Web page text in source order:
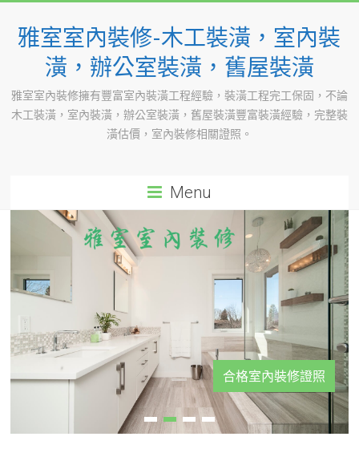
content
雅室室內裝修-木工裝潢，室內裝
潢，辦公室裝潢，舊屋裝潢
雅室室內裝修擁有豐富室內裝潢工程經驗，裝潢工程完工保固，不論
木工裝潢，室內裝潢，辦公室裝潢，舊屋裝潢豐富裝潢經驗，完整裝
潢估價，室內裝修相關證照。
Menu
合格室內裝修證照